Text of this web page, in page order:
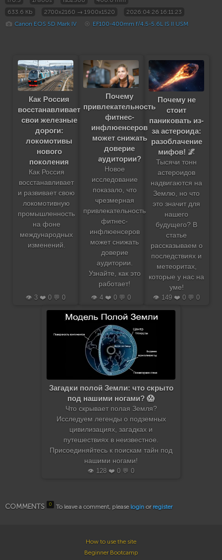
633.6 Kb
2700x2160 → 1900x1520
2026:04:26 16:11:23
Canon EOS 5D Mark IV
EF100-400mm f/4.5-5.6L IS II USM
Как Россия
восстанавливает
свои железные
дороги:
локомотивы
нового
поколения
Как Россия
восстанавливает
и развивает свою
локомотивную
промышленность
на фоне
международных
изменений.
👁️ 3 ❤️ 0 💬 0
Почему
привлекательность
фитнес-
инфлюенсеров
может снижать
доверие
аудитории?
Новое
исследование
показало, что
чрезмерная
привлекательность
фитнес-
инфлюенсеров
может снижать
доверие
аудитории.
Узнайте, как это
работает!
👁️ 4 ❤️ 0 💬 0
Почему не
стоит
паниковать из-
за астероида:
разоблачение
мифов! 🌌
Тысячи тонн
астероидов
надвигаются на
Землю, но что
это значит для
нашего
будущего? В
статье
рассказываем о
последствиях и
метеоритах,
которые у нас на
уме!
👁️ 149 ❤️ 0 💬 0
Загадки полой Земли: что скрыто
под нашими ногами? 😱
Что скрывает полая Земля?
Исследуем легенды о подземных
цивилизациях, загадках и
путешествиях в неизвестное.
Присоединяйтесь к поискам тайн под
нашими ногами!
👁️ 128 ❤️ 0 💬 0
COMMENTS 0 To leave a comment, please login or register
How to use the site
Beginner Bootcamp